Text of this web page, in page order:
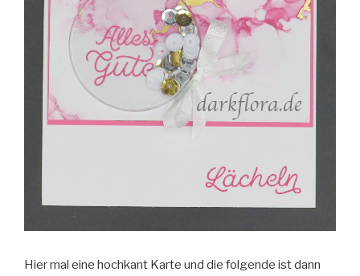
Hier mal eine hochkant Karte und die folgende ist dann